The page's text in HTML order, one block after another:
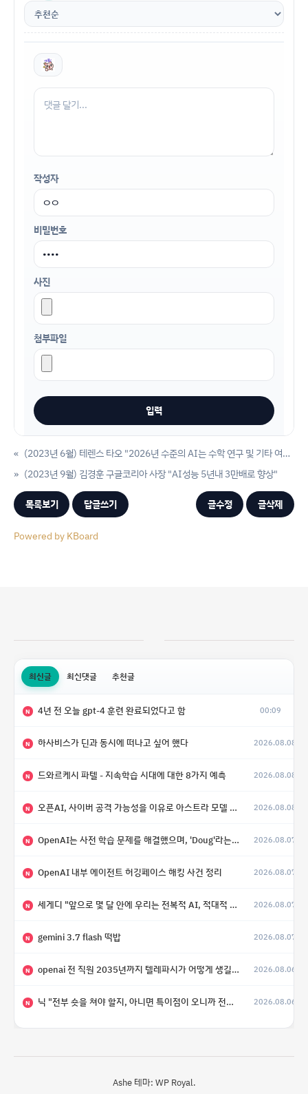
작성자
비밀번호
사진
첨부파일
«
(2023년 6월) 테렌스 타오 "2026년 수준의 AI는 수학 연구 및 기타 여러 분야에서 신뢰할 수 있는 공동저자가 될 것"
(2023년 9월) 김경훈 구글코리아 사장 "AI성능 5년내 3만배로 향상"
»
목록보기 답글쓰기 글수정 글삭제
Powered by KBoard
최신글 최신댓글 추천글
N 4년 전 오늘 gpt-4 훈련 완료되었다고 함 00:09
N 하사비스가 딘과 동시에 떠나고 싶어 했다 2026.08.08
N 드와르케시 파텔 - 지속학습 시대에 대한 8가지 예측 2026.08.08
N 오픈AI, 사이버 공격 가능성을 이유로 아스트라 모델 출시 연기 2026.08.08
N OpenAI는 사전 학습 문제를 해결했으며, 'Doug'라는 코드명을 가진 훨씬 더 큰 모델을 활발히 개발 중 2026.08.07
N OpenAI 내부 에이전트 허깅페이스 해킹 사건 정리 2026.08.07
N 세게디 "앞으로 몇 달 안에 우리는 전복적 AI, 적대적 AI 둘 다 보게 될 것" 2026.08.07
N gemini 3.7 flash 떡밥 2026.08.07
N openai 전 직원 2035년까지 텔레파시가 어떻게 생길 수 있는지 2026.08.06
N 닉 "전부 숏을 쳐야 할지, 아니면 특이점이 오니까 전부 롱을 쳐야 할지 모르겠다.” 2026.08.06
Ashe 테마: WP Royal.